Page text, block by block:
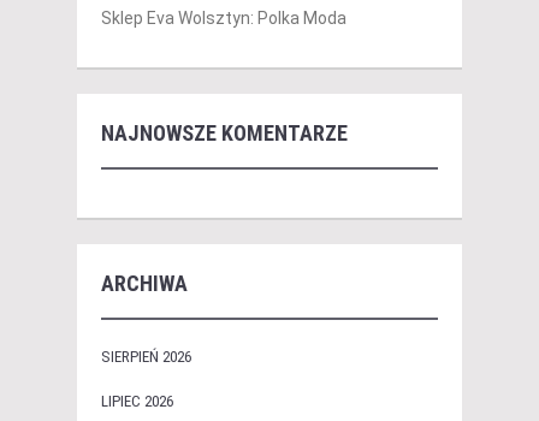
Sklep Eva Wolsztyn: Polka Moda
NAJNOWSZE KOMENTARZE
ARCHIWA
SIERPIEŃ 2026
LIPIEC 2026